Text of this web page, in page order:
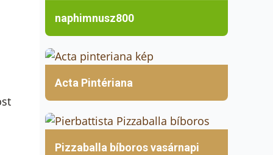
naphimnusz800
Acta Pintériana
Pizzaballa bíboros vasárnapi